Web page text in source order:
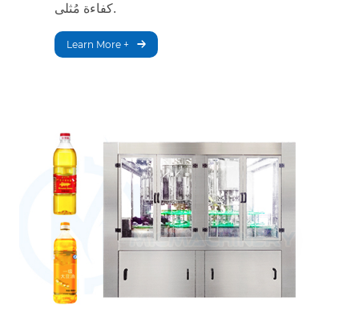
كفاءة مُثلى.
Learn More +